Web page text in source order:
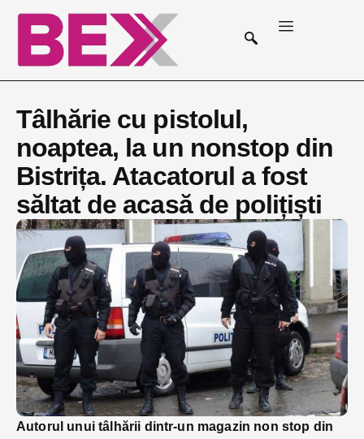
Tâlhărie cu pistolul,
noaptea, la un nonstop din
Bistrița. Atacatorul a fost
săltat de acasă de polițiști
Autorul unui tâlhării dintr-un magazin non stop din